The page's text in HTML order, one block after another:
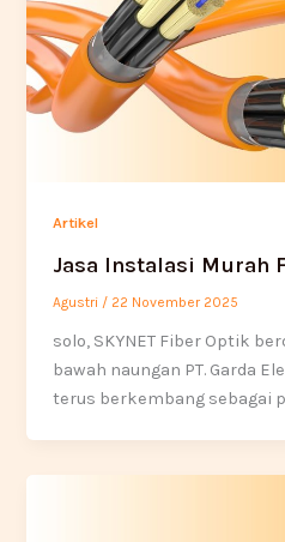
Artikel
Jasa Instalasi Murah
Agustri / 22 November 2025
solo, SKYNET Fiber Optik
bawah naungan PT. Garda
terus berkembang sebagai